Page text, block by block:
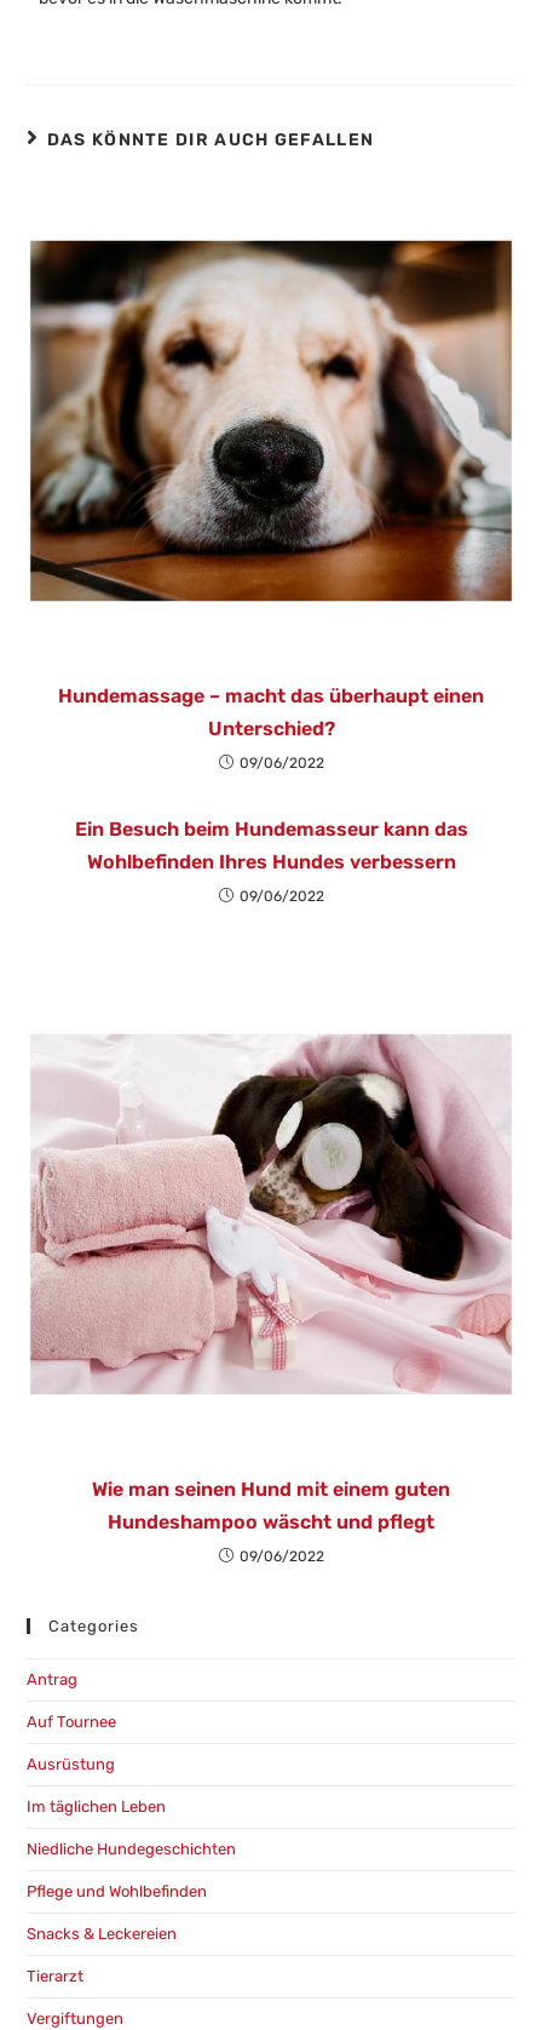
DAS KÖNNTE DIR AUCH GEFALLEN
Hundemassage – macht das überhaupt einen
Unterschied?
09/06/2022
Ein Besuch beim Hundemasseur kann das
Wohlbefinden Ihres Hundes verbessern
09/06/2022
Wie man seinen Hund mit einem guten
Hundeshampoo wäscht und pflegt
09/06/2022
Categories
Antrag
Auf Tournee
Ausrüstung
Im täglichen Leben
Niedliche Hundegeschichten
Pflege und Wohlbefinden
Snacks & Leckereien
Tierarzt
Vergiftungen